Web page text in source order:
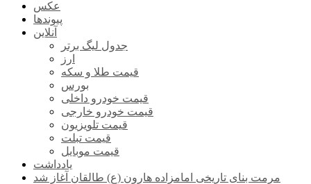
عکس
پیوندها
آنلاین
جدول لیگ برتر
ارز
قیمت طلا و سکه
بورس
قیمت خودرو داخلی
قیمت خودرو خارجی
قیمت تلویزیون
قیمت تبلت
قیمت موبایل
یادداشت
مرمت بنای تاریخی امامزاده هارون (ع) طالقان آغاز شد